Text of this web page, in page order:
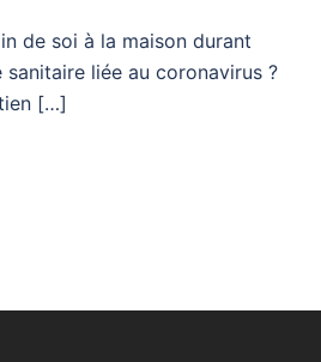
de soi à la maison durant
liée au coronavirus ?
[…]